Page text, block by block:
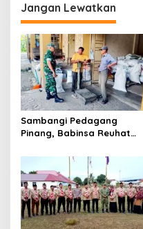
a
s
i
p
o
s
Jangan Lewatkan
Sambangi Pedagang
Pinang, Babinsa Reuhat
dengan Warga